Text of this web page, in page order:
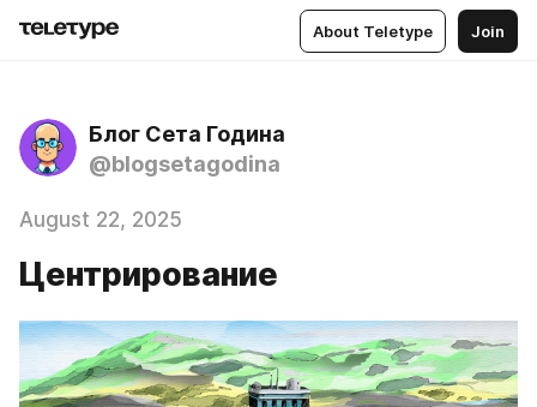
About Teletype Join
Блог Сета Година
@blogsetagodina
August 22, 2025
Центрирование